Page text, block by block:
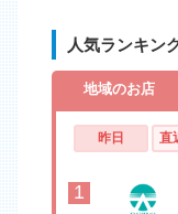
人気ランキン
地域のお店
昨日 直
1